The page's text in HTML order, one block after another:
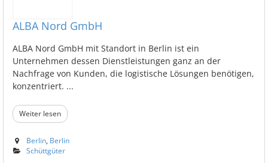
ALBA Nord GmbH
ALBA Nord GmbH mit Standort in Berlin ist ein
Unternehmen dessen Dienstleistungen ganz an der
Nachfrage von Kunden, die logistische Lösungen benötigen,
konzentriert. ...
Weiter lesen
Berlin Berlin
Schüttgüter